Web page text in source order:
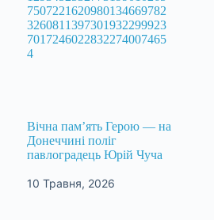
Вічна пам’ять Герою — на
Донеччині поліг
павлоградець Юрій Чуча
10 Травня, 2026